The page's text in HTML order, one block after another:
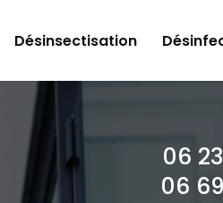
Désinsectisation
06
06